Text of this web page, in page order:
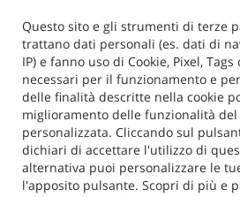
Darzauto Srl
Via Grezze, Desenzano del Garda (BS)
C.F/P.IVA:02646530986
Registro delle imprese:BS
Questo sito e gli strumenti di terze
trattano dati personali (es. dati di
IP) e fanno uso di Cookie, Pixel,
necessari per il funzionamento e
delle finalità descritte nella cookie
miglioramento delle funzionalità
personalizzata. Cliccando sul
dichiari di accettare l'utilizzo di
alternativa puoi personalizzare le
l'apposito pulsante. Scopri di più e